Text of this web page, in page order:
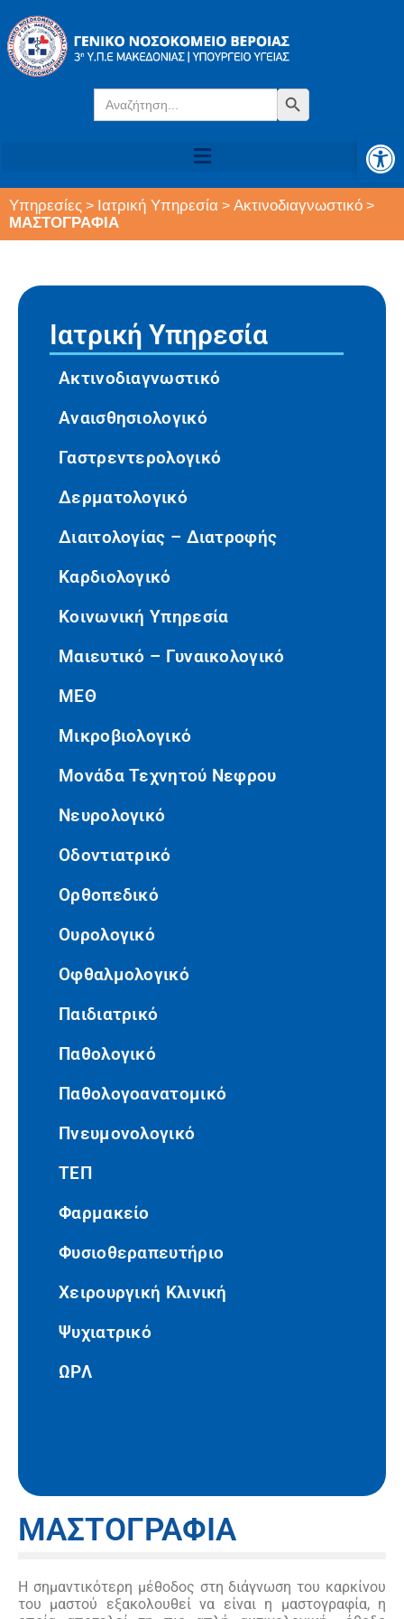
Search
for:
Search Button
Υπηρεσίες > Ιατρική Υπηρεσία > Ακτινοδιαγνωστικό >
ΜΑΣΤΟΓΡΑΦΙΑ
Ιατρική Υπηρεσία
Ακτινοδιαγνωστικό
Αναισθησιολογικό
Γαστρεντερολογικό
Δερματολογικό
Διαιτολογίας – Διατροφής
Καρδιολογικό
Κοινωνική Υπηρεσία
Μαιευτικό – Γυναικολογικό
ΜΕΘ
Μικροβιολογικό
Μονάδα Τεχνητού Νεφρου
Νευρολογικό
Οδοντιατρικό
Ορθοπεδικό
Ουρολογικό
Οφθαλμολογικό
Παιδιατρικό
Παθολογικό
Παθολογοανατομικό
Πνευμονολογικό
ΤΕΠ
Φαρμακείο
Φυσιοθεραπευτήριο
Χειρουργική Κλινική
Ψυχιατρικό
ΩΡΛ
ΜΑΣΤΟΓΡΑΦΙΑ
Η σημαντικότερη μέθοδος στη διάγνωση του καρκίνου
του μαστού εξακολουθεί να είναι η μαστογραφία, η